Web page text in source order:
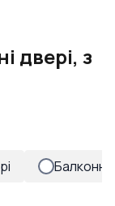
двері, з
Балконні